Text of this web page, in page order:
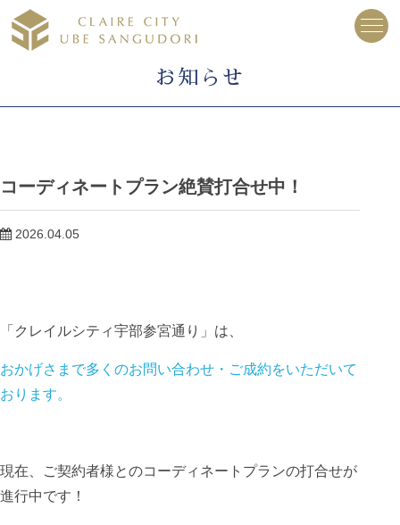
お知らせ
コーディネートプラン絶賛打合せ中！
2026.04.05
「クレイルシティ宇部参宮通り」は、
おかげさまで多くのお問い合わせ・ご成約をいただいて
おります。
現在、ご契約者様とのコーディネートプランの打合せが
進行中です！